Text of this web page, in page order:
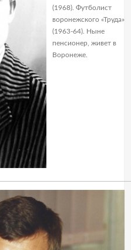
(1968). Футболист
воронежского «Труда»
(1963-64). Ныне
пенсионер, живет в
Воронеже.